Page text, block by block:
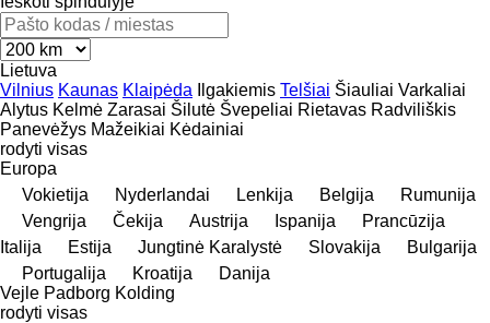
Lietuva
Vilnius Kaunas Klaipėda Ilgakiemis Telšiai Šiauliai Varkaliai
Alytus Kelmė Zarasai Šilutė Švepeliai Rietavas Radviliškis
Panevėžys Mažeikiai Kėdainiai
rodyti visas
Europa
Vokietija
Nyderlandai Lenkija Belgija
Rumunija
Vengrija
Čekija Austrija Ispanija
Prancūzija
Italija
Estija Jungtinė Karalystė Slovakija
Bulgarija
Portugalija
Kroatija
Danija
Vejle Padborg Kolding
rodyti visas